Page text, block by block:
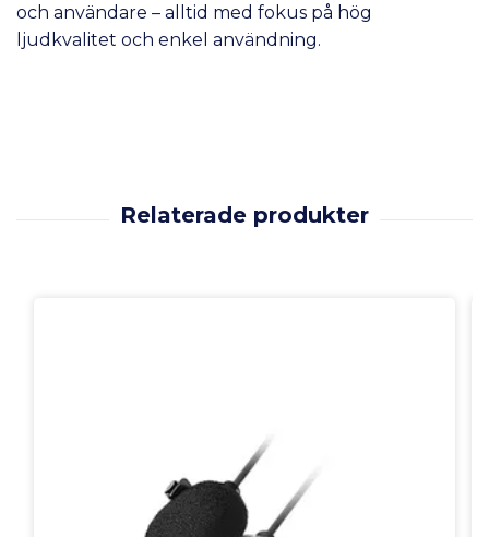
och användare – alltid med fokus på hög
ljudkvalitet och enkel användning.